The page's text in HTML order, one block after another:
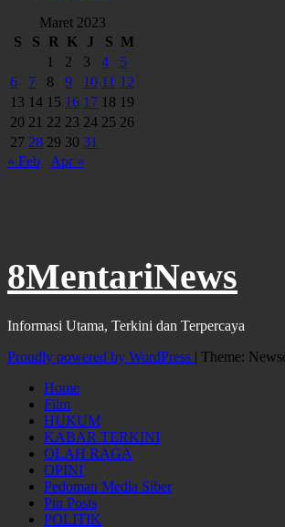
Maret 2023
S
S R K J S M
1
2 3 4
5
6
7 8 9 10 11 12
13 14 15 16 17 18 19
20 21 22 23 24 25 26
27 28 29 30 31
« Feb
Apr »
8MentariNews
Informasi Utama, Terkini dan Terpercaya
Proudly powered by WordPress | Theme:
Home
Film
HUKUM
KABAR TERKINI
OLAH RAGA
OPINI
Pedoman Media Siber
Pin Posts
POLITIK